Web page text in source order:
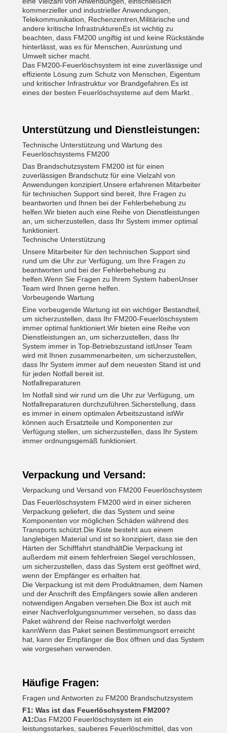
kommerzieller und industrieller Anwendungen,
Telekommunikation, Rechenzentren,Militärische und
andere kritische InfrastrukturenEs ist wichtig zu
beachten, dass FM200 ungiftig ist und keine Rückstände
hinterlässt, was es für Menschen, Ausrüstung und
Umwelt sicher macht.
Das FM200-Feuerlöschsystem ist eine zuverlässige und
effiziente Lösung zum Schutz von Menschen, Eigentum
und kritischer Infrastruktur vor Brandgefahren.Es ist
eines der besten Feuerlöschsysteme auf dem Markt..
Unterstützung und Dienstleistungen:
Technische Unterstützung und Wartung des
Feuerlöschsystems FM200
Das Brandschutzsystem FM200 ist für einen
zuverlässigen Brandschutz für eine Vielzahl von
Anwendungen konzipiert.Unsere erfahrenen Mitarbeiter
für technischen Support sind bereit, Ihre Fragen zu
beantworten und Ihnen bei der Fehlerbehebung zu
helfen.Wir bieten auch eine Reihe von Dienstleistungen
an, um sicherzustellen, dass Ihr System immer optimal
funktioniert.
Technische Unterstützung
Unsere Mitarbeiter für den technischen Support sind
rund um die Uhr zur Verfügung, um Ihre Fragen zu
beantworten und bei der Fehlerbehebung zu
helfen.Wenn Sie Fragen zu Ihrem System habenUnser
Team wird Ihnen gerne helfen.
Vorbeugende Wartung
Eine vorbeugende Wartung ist ein wichtiger Bestandteil,
um sicherzustellen, dass Ihr FM200-Feuerlöschsystem
immer optimal funktioniert.Wir bieten eine Reihe von
Dienstleistungen an, um sicherzustellen, dass Ihr
System immer in Top-Betriebszustand istUnser Team
wird mit Ihnen zusammenarbeiten, um sicherzustellen,
dass Ihr System immer auf dem neuesten Stand ist und
für jeden Notfall bereit ist.
Notfallreparaturen
Im Notfall sind wir rund um die Uhr zur Verfügung, um
Notfallreparaturen durchzuführen.Sicherstellung, dass
es immer in einem optimalen Arbeitszustand istWir
können auch Ersatzteile und Komponenten zur
Verfügung stellen, um sicherzustellen, dass Ihr System
immer ordnungsgemäß funktioniert.
Verpackung und Versand:
Verpackung und Versand von FM200 Feuerlöschsystem
Das Feuerlöschsystem FM200 wird in einer sicheren
Verpackung geliefert, die das System und seine
Komponenten vor möglichen Schäden während des
Transports schützt.Die Kiste besteht aus einem
langlebigen Material und ist so konzipiert, dass sie den
Härten der Schifffahrt standhältDie Verpackung ist
außerdem mit einem fehlerfreien Siegel verschlossen,
um sicherzustellen, dass das System erst geöffnet wird,
wenn der Empfänger es erhalten hat.
Die Verpackung ist mit dem Produktnamen, dem Namen
und der Anschrift des Empfängers sowie allen anderen
notwendigen Angaben versehen.Die Box ist auch mit
einer Nachverfolgungsnummer versehen, so dass das
Paket während der Reise nachverfolgt werden
kannWenn das Paket seinen Bestimmungsort erreicht
hat, kann der Empfänger die Box öffnen und das System
wie vorgesehen verwenden.
Häufige Fragen:
Fragen und Antworten zu FM200 Brandschutzsystem
F1: Was ist das Feuerlöschsystem FM200?
A1:Das FM200 Feuerlöschsystem ist ein
leistungsstarkes, sauberes Feuerlöschmittel, das von